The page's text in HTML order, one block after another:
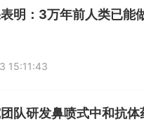
明：3万年前人类已能
15:11:43
队研发鼻喷式中和抗